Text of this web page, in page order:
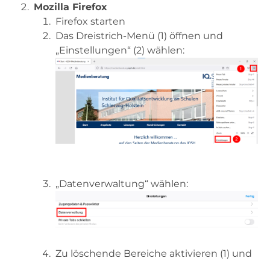
Mozilla Firefox
Firefox starten
Das Dreistrich-Menü (1) öffnen und
„Einstellungen“ (2) wählen:
„Datenverwaltung“ wählen:
Zu löschende Bereiche aktivieren (1) und